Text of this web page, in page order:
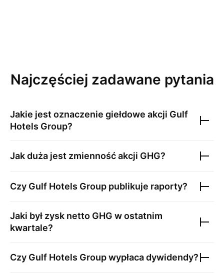
Najczęściej zadawane pytania
Jakie jest oznaczenie giełdowe akcji Gulf
Hotels Group?
Jak duża jest zmienność akcji GHG?
Czy Gulf Hotels Group publikuje raporty?
Jaki był zysk netto GHG w ostatnim
kwartale?
Czy Gulf Hotels Groupwypłaca dywidendy?